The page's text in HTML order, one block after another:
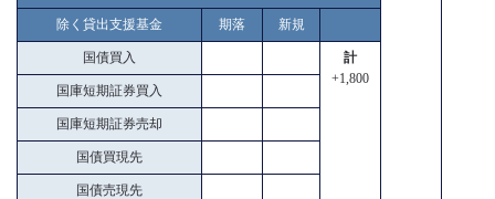
除く貸出支援基金 期落 新規
国債買入
計
+1,800
国庫短期証券買入
国庫短期証券売却
国債買現先
国債売現先